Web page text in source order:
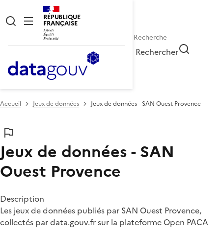
RÉPUBLIQUE
FRANÇAISE
Rechercher
Accueil Jeux de données Jeux de données - SAN Ouest Provence
Jeux de données - SAN
Ouest Provence
Description
Les jeux de données publiés par SAN Ouest Provence,
collectés par data.gouv.fr sur la plateforme Open PACA